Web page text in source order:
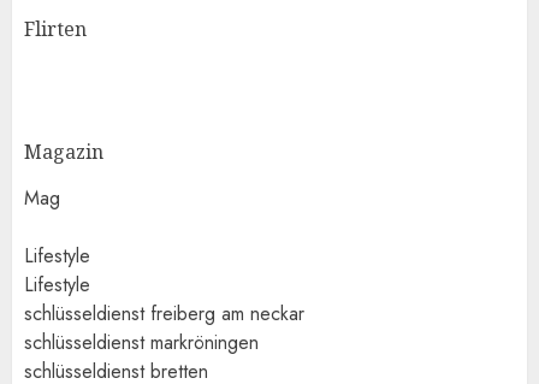
Flirten
Magazin
Mag
Lifestyle
Lifestyle
schlüsseldienst freiberg am neckar
schlüsseldienst markröningen
schlüsseldienst bretten